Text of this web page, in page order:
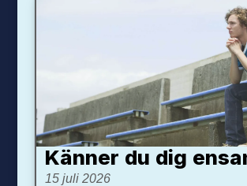
Känner du dig
15 juli 2026